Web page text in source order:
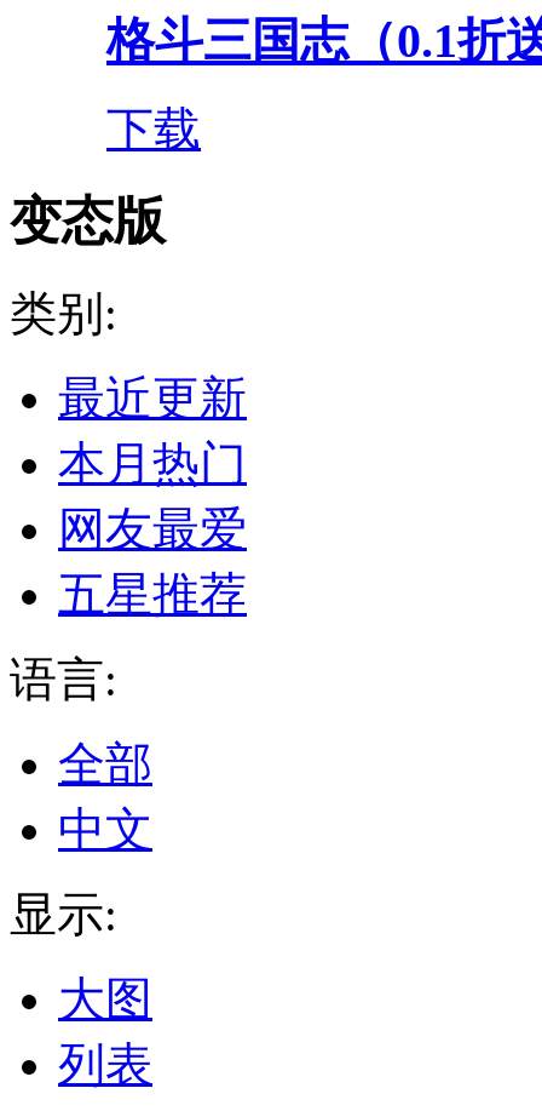
格斗三国志（0.1折
下载
变态版
类别:
最近更新
本月热门
网友最爱
五星推荐
语言:
全部
中文
显示:
大图
列表